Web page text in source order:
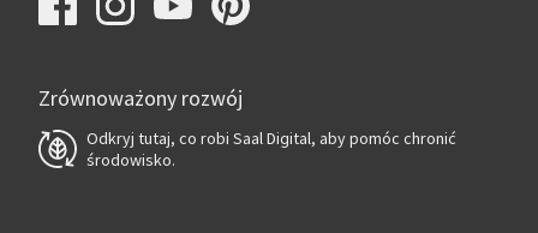
Zrównoważony rozwój
Odkryj tutaj, co robi Saal Digital, aby pomóc chronić
środowisko.